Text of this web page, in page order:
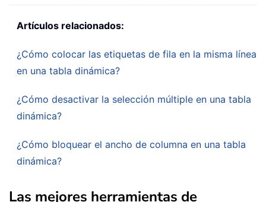
Artículos relacionados:
¿Cómo colocar las etiquetas de fila en la misma línea
en una tabla dinámica?
¿Cómo desactivar la selección múltiple en una tabla
dinámica?
¿Cómo bloquear el ancho de columna en una tabla
dinámica?
Las mejores herramientas de